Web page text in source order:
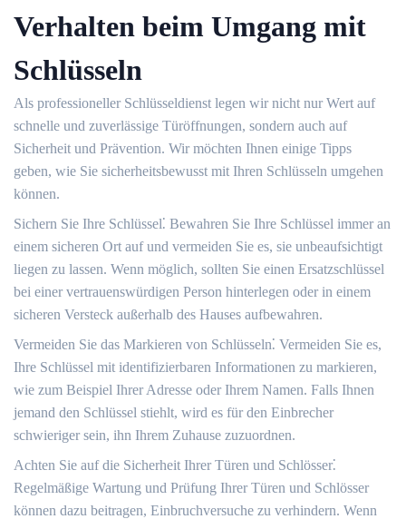
Verhalten beim Umgang mit
Schlüsseln
Als professioneller Schlüsseldienst legen wir nicht nur Wert auf
schnelle und zuverlässige Türöffnungen, sondern auch auf
Sicherheit und Prävention.​ Wir möchten Ihnen einige Tipps
geben, wie Sie sicherheitsbewusst mit Ihren Schlüsseln umgehen
können.​
Sichern Sie Ihre Schlüssel⁚ Bewahren Sie Ihre Schlüssel immer an
einem sicheren Ort auf und vermeiden Sie es, sie unbeaufsichtigt
liegen zu lassen.​ Wenn möglich, sollten Sie einen Ersatzschlüssel
bei einer vertrauenswürdigen Person hinterlegen oder in einem
sicheren Versteck außerhalb des Hauses aufbewahren.​
Vermeiden Sie das Markieren von Schlüsseln⁚ Vermeiden Sie es,
Ihre Schlüssel mit identifizierbaren Informationen zu markieren,
wie zum Beispiel Ihrer Adresse oder Ihrem Namen.​ Falls Ihnen
jemand den Schlüssel stiehlt, wird es für den Einbrecher
schwieriger sein, ihn Ihrem Zuhause zuzuordnen.​
Achten Sie auf die Sicherheit Ihrer Türen und Schlösser⁚
Regelmäßige Wartung und Prüfung Ihrer Türen und Schlösser
können dazu beitragen, Einbruchversuche zu verhindern.​ Wenn